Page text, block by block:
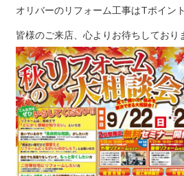
オリバーのリフォーム工事はTポイン
皆様のご来店、心よりお待ちしており